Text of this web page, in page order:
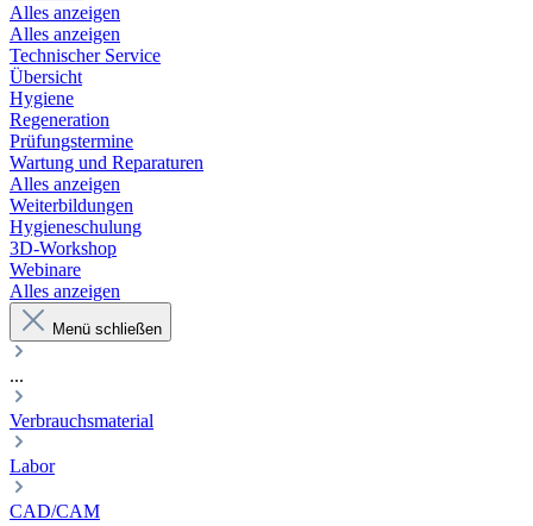
Alles anzeigen
Alles anzeigen
Technischer Service
Übersicht
Hygiene
Regeneration
Prüfungstermine
Wartung und Reparaturen
Alles anzeigen
Weiterbildungen
Hygieneschulung
3D-Workshop
Webinare
Alles anzeigen
Menü schließen
...
Verbrauchsmaterial
Labor
CAD/CAM